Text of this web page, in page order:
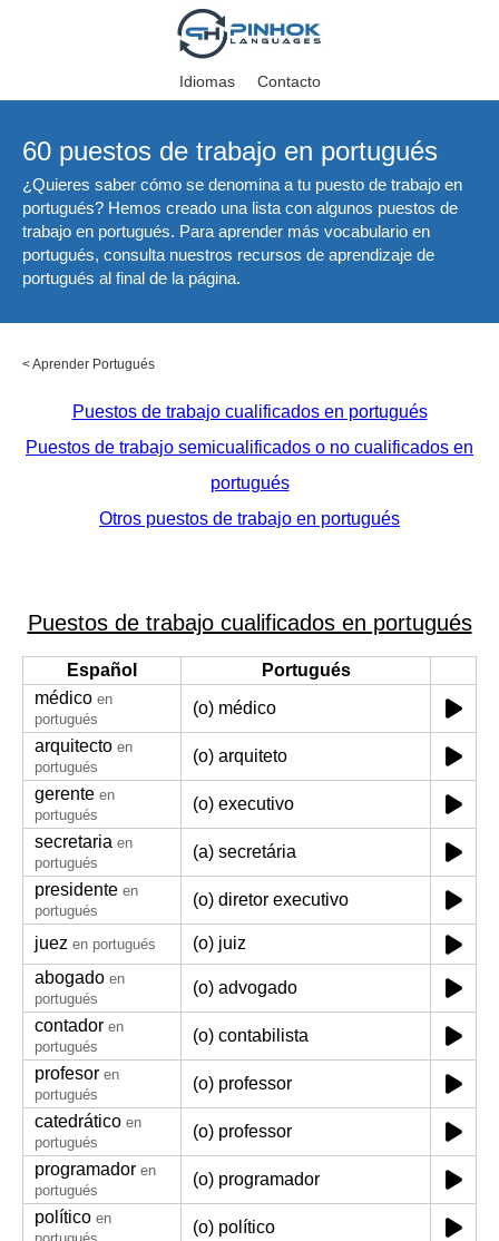
Idiomas Contacto
60 puestos de trabajo en portugués
¿Quieres saber cómo se denomina a tu puesto de trabajo en
portugués? Hemos creado una lista con algunos puestos de
trabajo en portugués. Para aprender más vocabulario en
portugués, consulta nuestros recursos de aprendizaje de
portugués al final de la página.
<Aprender Portugués
Puestos de trabajo cualificados en portugués
Puestos de trabajo semicualificados o no cualificados en
portugués
Otros puestos de trabajo en portugués
Puestos de trabajo cualificados en portugués
Español
Portugués
médico en
portugués
(o) médico
arquitecto en
portugués
(o) arquiteto
gerente en
portugués
(o) executivo
secretaria en
portugués
(a) secretária
presidente en
portugués
(o) diretor executivo
juez en portugués
(o) juiz
abogado en
portugués
(o) advogado
contador en
portugués
(o) contabilista
profesor en
portugués
(o) professor
catedrático en
portugués
(o) professor
programador en
portugués
(o) programador
político en
(o) político